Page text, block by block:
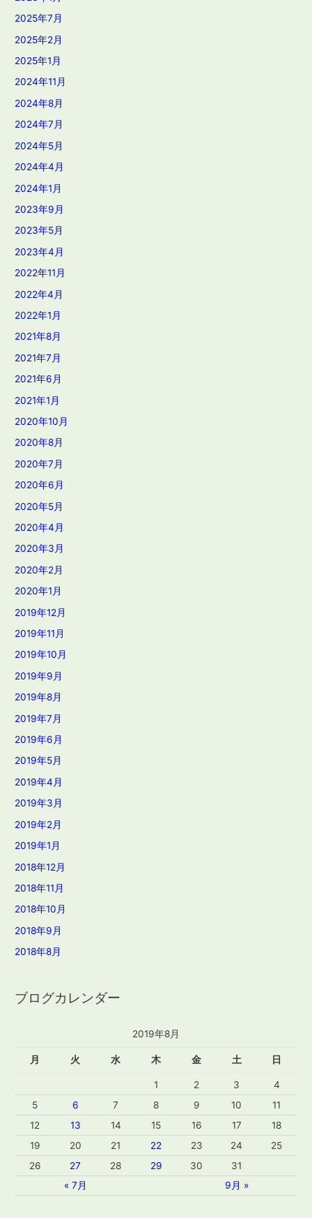
2025年7月
2025年2月
2025年1月
2024年11月
2024年8月
2024年7月
2024年5月
2024年4月
2024年1月
2023年9月
2023年5月
2023年4月
2022年11月
2022年4月
2022年1月
2021年8月
2021年7月
2021年6月
2021年1月
2020年10月
2020年8月
2020年7月
2020年6月
2020年5月
2020年4月
2020年3月
2020年2月
2020年1月
2019年12月
2019年11月
2019年10月
2019年9月
2019年8月
2019年7月
2019年6月
2019年5月
2019年4月
2019年3月
2019年2月
2019年1月
2018年12月
2018年11月
2018年10月
2018年9月
2018年8月
ブログカレンダー
2019年8月
月 火 水 木 金 土 日
« 7月 9月 »
1 2 3
4
5
6 7 8 9 10
11
12
13 14 15 16 17
18
19
20 21 22 23 24
25
26
27 28 29 30 31